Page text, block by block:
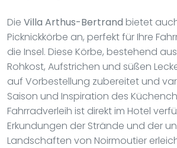
Die Villa Arthus-Bertrand bietet
Picknickkörbe an, perfekt für Ihre
die Insel. Diese Körbe, bestehend
Rohkost, Aufstrichen und süßen
auf Vorbestellung zubereitet und
Saison und Inspiration des
Fahrradverleih ist direkt im Hotel
Erkundungen der Strände und der
Landschaften von Noirmoutier